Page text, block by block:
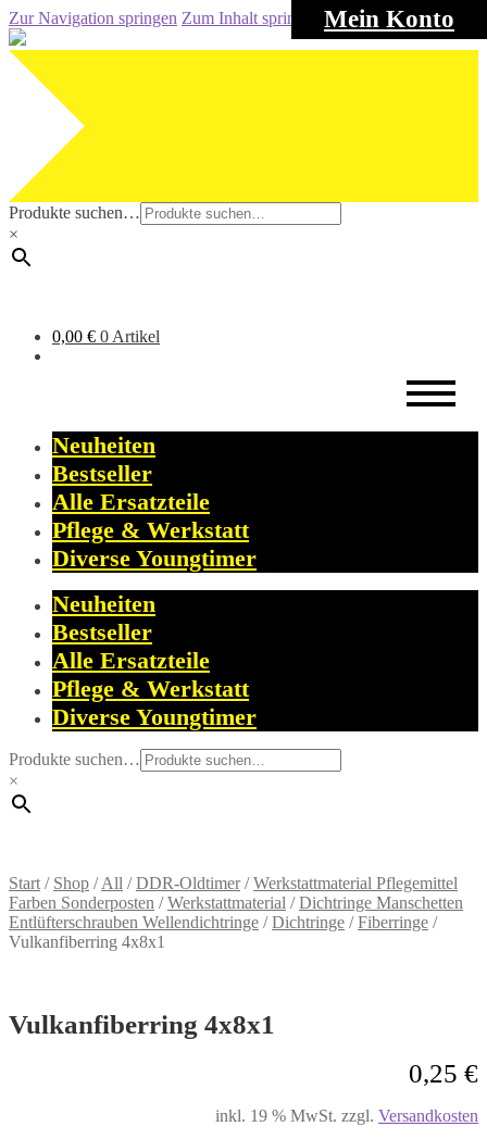
Mein Konto
Zur Navigation springen Zum Inhalt springen
Produkte suchen…
×
0,00 € 0 Artikel
Neuheiten
Bestseller
Alle Ersatzteile
Pflege & Werkstatt
Diverse Youngtimer
Neuheiten
Bestseller
Alle Ersatzteile
Pflege & Werkstatt
Diverse Youngtimer
Produkte suchen…
×
Start / Shop /All /DDR-Oldtimer/Werkstattmaterial Pflegemittel
Farben Sonderposten /Werkstattmaterial /Dichtringe Manschetten
Entlüfterschrauben Wellendichtringe /Dichtringe /Fiberringe /
Vulkanfiberring 4x8x1
Vulkanfiberring 4x8x1
0,25 €
inkl. 19 % MwSt. zzgl. Versandkosten